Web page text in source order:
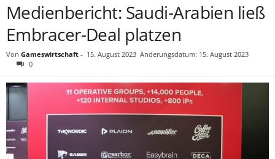
Medienbericht: Saudi-Arabien ließ
Embracer-Deal platzen
Von Gameswirtschaft - 15. August 2023 Änderungsdatum: 15. August 2023
0